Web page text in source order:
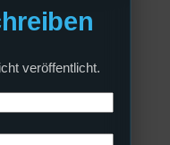
veröffentlicht.